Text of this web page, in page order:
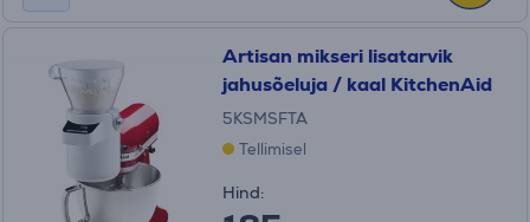
Artisan mikseri lisatarvik
jahusõeluja / kaal KitchenAid
5KSMSFTA
Tellimisel
Hind: